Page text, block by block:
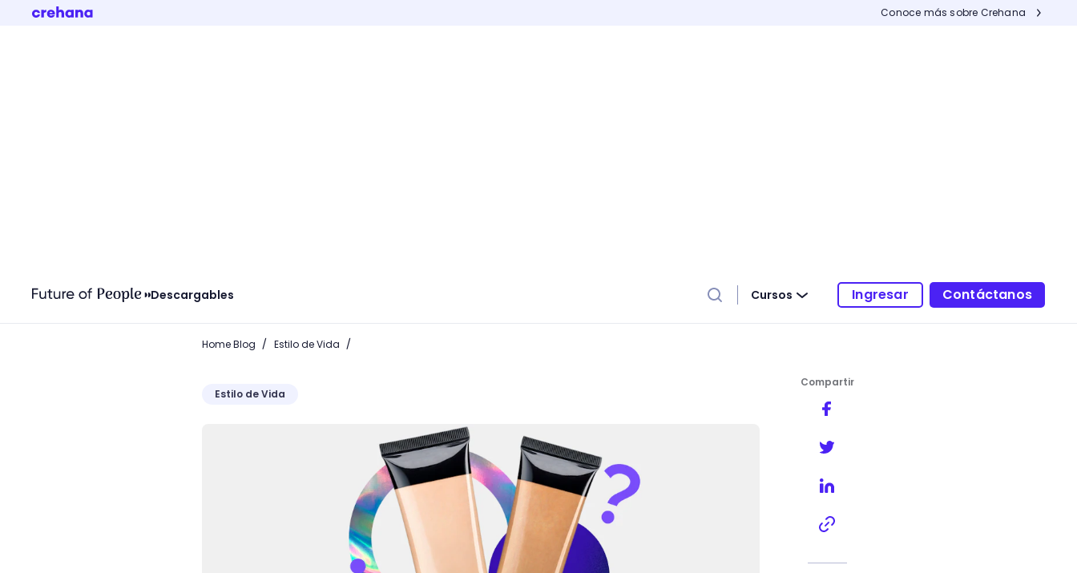
Conoce más sobre Crehana
Descargables Cursos Ingresar Contáctanos
Home Blog / Estilo de Vida /
Estilo de Vida
Base de maquillaje: la guía más completa para reconocer qué aplicarte en el rostro y lucir radiante
Compartir